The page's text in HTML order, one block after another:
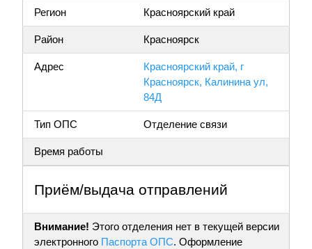
Регион Красноярский край
Район Красноярск
Адрес
Красноярский край, г
Красноярск, Калинина ул,
84Д
Тип ОПС Отделение связи
Время работы
Приём/выдача отправлений
Внимание! Этого отделения нет в текущей версии
электронного Паспорта ОПС. Оформление